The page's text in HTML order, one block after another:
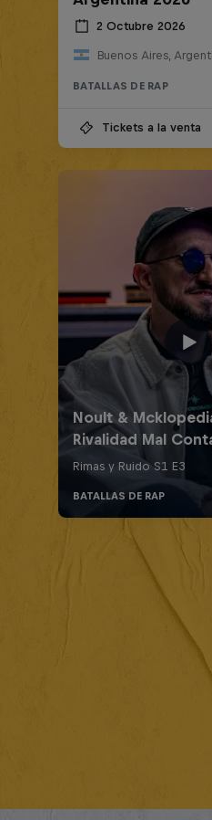
2 Octubre 2026
Buenos Aires,
BATALLAS DE RAP
Tickets a la venta